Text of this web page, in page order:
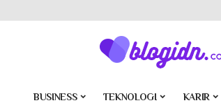
BUSINESS TEKNOLOGI KARIR